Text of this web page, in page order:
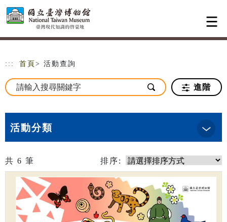
跳到主要內容
網站導覽
::: 首頁 > 活動查詢
進階
活動分類
共 6 筆 排序: